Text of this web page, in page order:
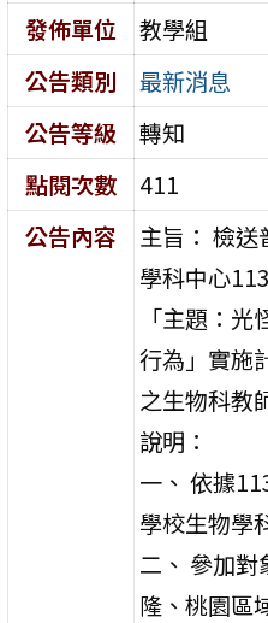
發佈單位
教學組
公告類別
最新消息
公告等級
轉知
點閱次數
411
公告內容
主旨： 檢
學科中心
「主題：
行為」實施
之生物科教
說明：
一、 依據
學校生物學
二、 參加
隆、桃園區